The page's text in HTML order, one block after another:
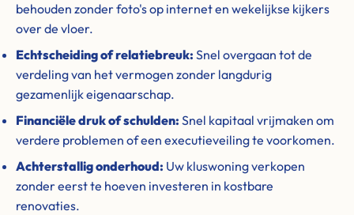
behouden zonder foto's op internet en wekelijkse kijkers
over de vloer.
Echtscheiding of relatiebreuk: Snel overgaan tot de
verdeling van het vermogen zonder langdurig
gezamenlijk eigenaarschap.
Financiële druk of schulden: Snel kapitaal vrijmaken om
verdere problemen of een executieveiling te voorkomen.
Achterstallig onderhoud: Uw kluswoning verkopen
zonder eerst te hoeven investeren in kostbare
renovaties.